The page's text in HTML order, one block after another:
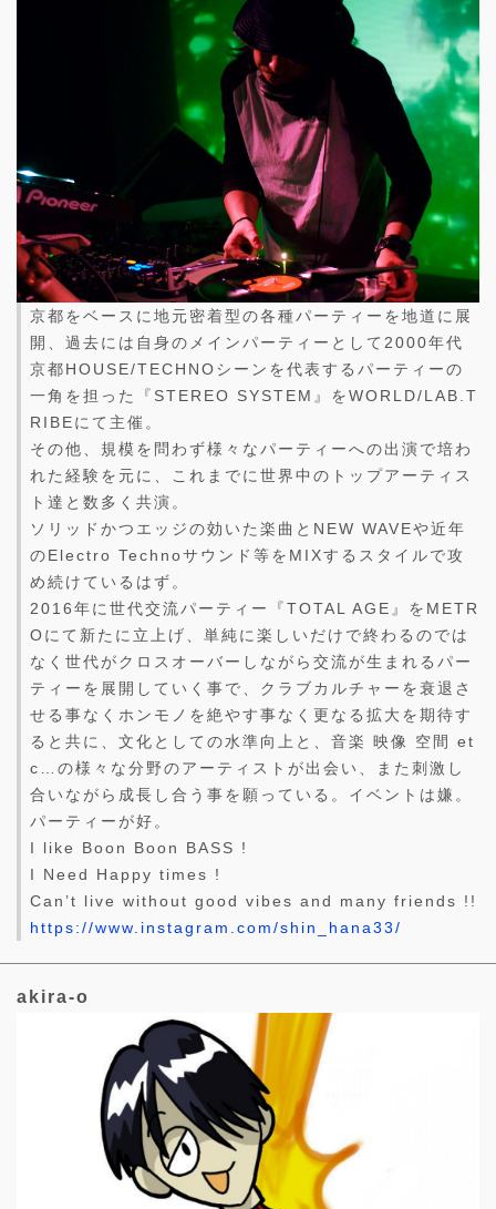
京都をベースに地元密着型の各種パーティーを地道に展
開、過去には自身のメインパーティーとして2000年代
京都HOUSE/TECHNOシーンを代表するパーティーの
一角を担った『STEREO SYSTEM』をWORLD/LAB.T
RIBEにて主催。
その他、規模を問わず様々なパーティーへの出演で培わ
れた経験を元に、これまでに世界中のトップアーティス
ト達と数多く共演。
ソリッドかつエッジの効いた楽曲とNEW WAVEや近年
のElectro Technoサウンド等をMIXするスタイルで攻
め続けているはず。
2016年に世代交流パーティー『TOTAL AGE』をMETR
Oにて新たに立上げ、単純に楽しいだけで終わるのでは
なく世代がクロスオーバーしながら交流が生まれるパー
ティーを展開していく事で、クラブカルチャーを衰退さ
せる事なくホンモノを絶やす事なく更なる拡大を期待す
ると共に、文化としての水準向上と、音楽 映像 空間 et
c…の様々な分野のアーティストが出会い、また刺激し
合いながら成長し合う事を願っている。イベントは嫌。
パーティーが好。
I like Boon Boon BASS !
I Need Happy times !
Can’t live without good vibes and many friends !!
https://www.instagram.com/shin_hana33/
akira-o